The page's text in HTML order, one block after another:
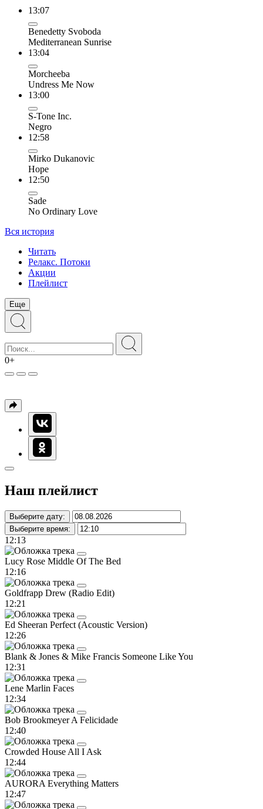
13:07
Benedetty Svoboda
Mediterranean Sunrise
13:04
Morcheeba
Undress Me Now
13:00
S-Tone Inc.
Negro
12:58
Mirko Dukanovic
Hope
12:50
Sade
No Ordinary Love
Вся история
Читать
Релакс. Потоки
Акции
Плейлист
Еще
0+
Наш плейлист
Выберите дату:
Выберите время:
12:13
Lucy Rose Middle Of The Bed
12:16
Goldfrapp Drew (Radio Edit)
12:21
Ed Sheeran Perfect (Acoustic Version)
12:26
Blank & Jones & Mike Francis Someone Like You
12:31
Lene Marlin Faces
12:34
Bob BrookmeyerA Felicidade
12:40
Crowded House All I Ask
12:44
AURORA Everything Matters
12:47